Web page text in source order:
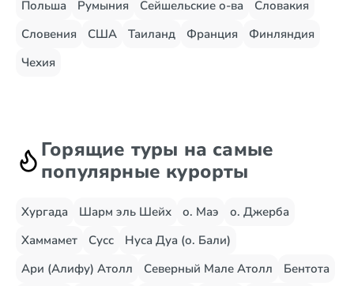
Польша
Румыния Сейшельские о-ва
Словакия
Словения
США Таиланд Франция
Финляндия
Чехия
Горящие туры на самые
популярные курорты
Хургада Шарм эль Шейх о. Маэ
о. Джерба
Хаммамет
Сусс
Нуса Дуа (о. Бали)
Ари (Алифу) Атолл
Северный Мале Атолл
Бентота